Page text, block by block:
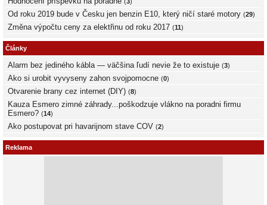
Od roku 2019 bude v Česku jen benzin E10, který ničí staré motory (29)
Změna výpočtu ceny za elektřinu od roku 2017 (11)
Články
Alarm bez jediného kábla — väčšina ľudí nevie že to existuje (3)
Ako si urobit vyvyseny zahon svojpomocne (0)
Otvarenie brany cez internet (DIY) (8)
Kauza Esmero zimné záhrady...poškodzuje vlákno na poradni firmu
Esmero? (14)
Ako postupovat pri havarijnom stave COV (2)
Reklama